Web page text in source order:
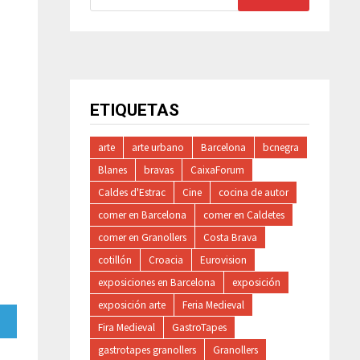
ETIQUETAS
arte arte urbano Barcelona
bcnegra
Blanes
bravas
CaixaForum
Caldes d'Estrac
Cine
cocina de autor
comer en Barcelona
comer en Caldetes
comer en Granollers
Costa Brava
cotillón
Croacia
Eurovision
exposiciones en Barcelona
exposición
exposición arte
Feria Medieval
Fira Medieval
GastroTapes
gastrotapes granollers
Granollers